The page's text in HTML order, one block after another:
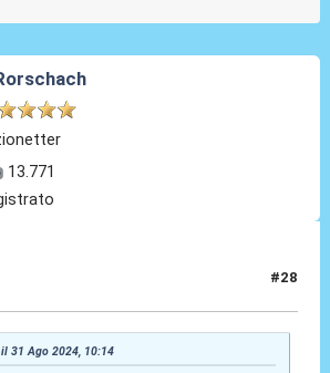
13.771
#28
31 Ago 2024, 10:14